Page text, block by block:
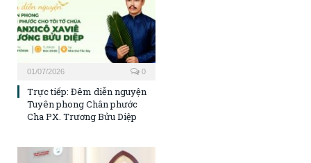
01/07/2026 0
Trực tiếp: Đêm diễn nguyện
Tuyên phong Chân phước
Cha PX. Trương Bửu Diệp